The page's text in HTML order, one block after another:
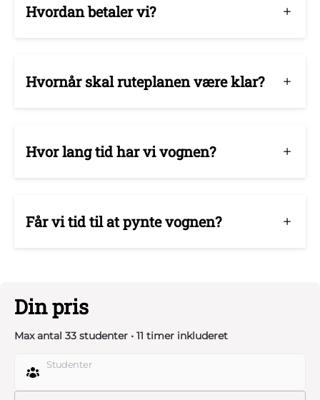
Hvordan betaler vi?
Hvornår skal ruteplanen være klar?
Hvor lang tid har vi vognen?
Får vi tid til at pynte vognen?
Din pris
Max antal 33 studenter • 11 timer inkluderet
Studenter